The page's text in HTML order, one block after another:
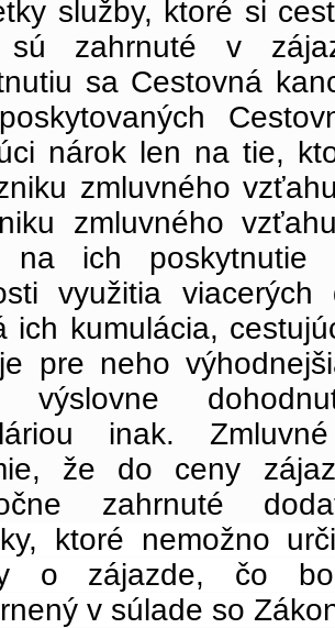
služby, ktoré si
sú zahrnuté v
sa Cestovná
nárok len na tie,
zmluvného
zmluvného
na ich poskytnutie
využitia
ich kumulácia,
pre neho
výslovne
inak.
že do ceny
zahrnuté
ktoré nemožno
o zájazde, čo
v súlade so